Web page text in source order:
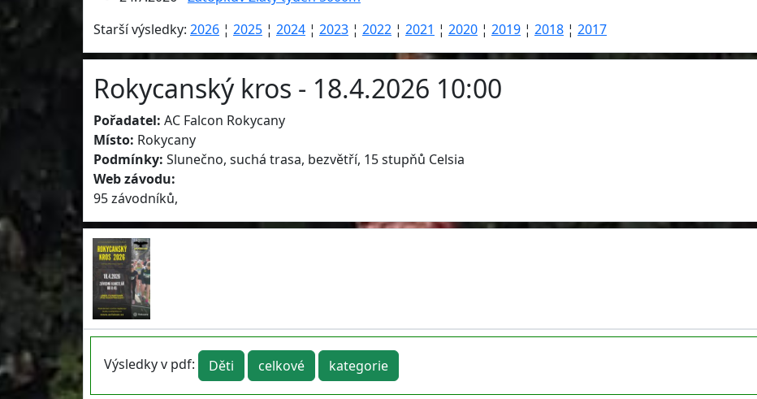
Starší výsledky: 2026 ¦ 2025 ¦ 2024 ¦ 2023 ¦ 2022 ¦ 2021 ¦ 2020 ¦ 2019 ¦ 2018 ¦ 2017
Rokycanský kros - 18.4.2026 10:00
Pořadatel: AC Falcon Rokycany
Místo: Rokycany
Podmínky: Slunečno, suchá trasa, bezvětří, 15 stupňů Celsia
Web závodu:
95 závodníků,
Výsledky v pdf: Děti celkové kategorie